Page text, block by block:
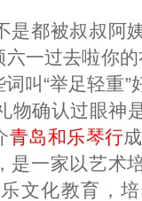
是都被叔叔阿
一过去啦你
叫“举足轻重”
物确认过眼
青岛和乐琴行
是一家以艺术
文化教育，